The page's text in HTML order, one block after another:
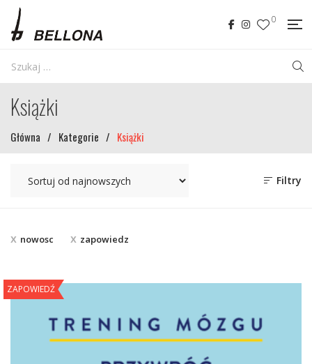
0
Książki
Główna / Kategorie / Książki
Filtry
nowosc zapowiedz
ZAPOWIEDŹ